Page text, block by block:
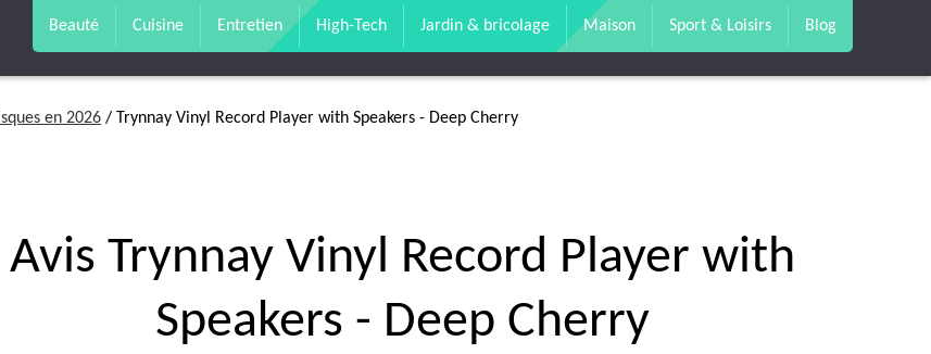
Beauté Cuisine Entretien High-Tech Jardin & bricolage Maison Sport & Loisirs Blog
en 2026 / Trynnay Vinyl Record Player with Speakers - Deep Cherry
Avis Trynnay Vinyl Record Player with
Speakers - Deep Cherry